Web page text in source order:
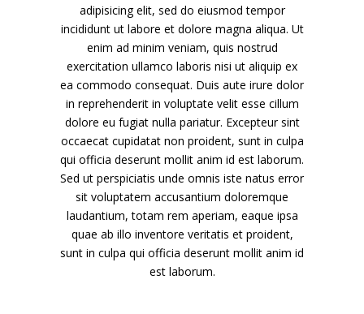
adipisicing elit, sed do eiusmod tempor
incididunt ut labore et dolore magna aliqua. Ut
enim ad minim veniam, quis nostrud
exercitation ullamco laboris nisi ut aliquip ex
ea commodo consequat. Duis aute irure dolor
in reprehenderit in voluptate velit esse cillum
dolore eu fugiat nulla pariatur. Excepteur sint
occaecat cupidatat non proident, sunt in culpa
qui officia deserunt mollit anim id est laborum.
Sed ut perspiciatis unde omnis iste natus error
sit voluptatem accusantium doloremque
laudantium, totam rem aperiam, eaque ipsa
quae ab illo inventore veritatis et proident,
sunt in culpa qui officia deserunt mollit anim id
est laborum.